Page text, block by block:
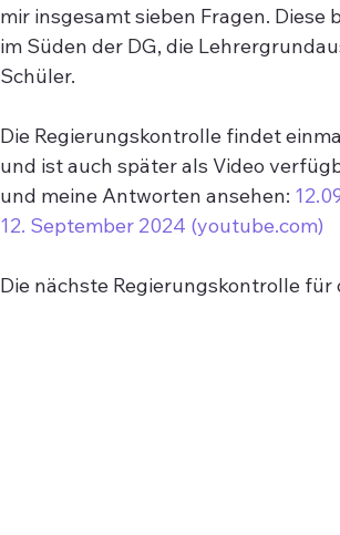
mir insgesamt sieben Fragen.
im Süden der DG, die
Schüler.
Die Regierungskontrolle findet
und ist auch später als Video
und meine Antworten ansehen:
12. September 2024 (youtube.com)
Die nächste Regierungskontrolle